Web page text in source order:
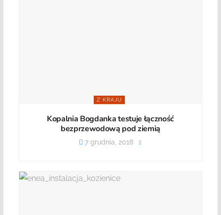
Z KRAJU
Kopalnia Bogdanka testuje łączność
bezprzewodową pod ziemią
7 grudnia, 2018